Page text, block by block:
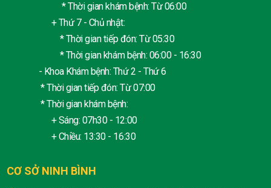
* Thời gian khám bệnh: Từ 06:00
+ Thứ 7 - Chủ nhật:
* Thời gian tiếp đón: Từ 05:30
* Thời gian khám bệnh: 06:00 - 16:30
- Khoa Khám bệnh: Thứ 2 - Thứ 6
* Thời gian tiếp đón: Từ 07:00
* Thời gian khám bệnh:
+ Sáng: 07h30 - 12:00
+ Chiều: 13:30 - 16:30
CƠ SỞ NINH BÌNH